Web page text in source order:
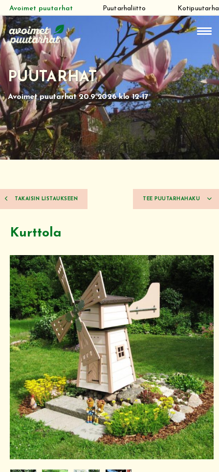
Siirry
suoraan
sisältöön
Avoimet puutarhat Puutarhaliitto Kotipuutarha
PUUTARHAT
Avoimet puutarhat 20.9.2026 klo 12-17
TAKAISIN LISTAUKSEEN TEE PUUTARHAHAKU
Kurttola